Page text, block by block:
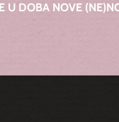
U DOBA NOVE